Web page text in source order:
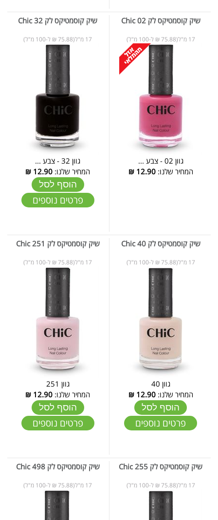
שיק קוסמטיקס לק 02 Chic
17 מ"ל(75.88 ₪ ל-100 מ"ל)
גוון 02 - צבע ...
המחיר שלנו:12.90
₪
שיק קוסמטיקס לק 32 Chic
17 מ"ל(75.88 ₪ ל-100 מ"ל)
גוון 32 - צבע ...
המחיר שלנו: 12.90
₪
הוסף לסל
פרטים נוספים
שיק קוסמטיקס לק 40 Chic
17 מ"ל(75.88 ₪ ל-100 מ"ל)
גוון 40
המחיר שלנו:12.90
₪
הוסף לסל
פרטים נוספים
שיק קוסמטיקס לק 251 Chic
17 מ"ל(75.88 ₪ ל-100 מ"ל)
גוון 251
המחיר שלנו: 12.90
₪
הוסף לסל
פרטים נוספים
שיק קוסמטיקס לק 255 Chic
17 מ"ל(75.88 ₪ ל-100 מ"ל)
שיק קוסמטיקס לק 498 Chic
17 מ"ל(75.88 ₪ ל-100 מ"ל)